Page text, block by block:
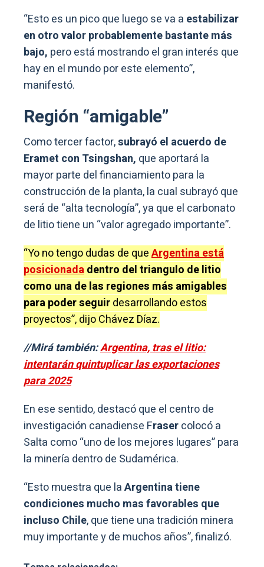
“Esto es un pico que luego se va a estabilizar
en otro valor probablemente bastante más
bajo, pero está mostrando el gran interés que
hay en el mundo por este elemento”,
manifestó.
Región “amigable”
Como tercer factor,subrayó el acuerdo de
Eramet con Tsingshan, que aportará la
mayor parte del financiamiento para la
construcción de la planta, la cual subrayó que
será de “alta tecnología”, ya que el carbonato
de litio tiene un “valor agregado importante”.
“Yo no tengo dudas de queArgentina está
posicionadadentro del triangulo de litio
como una de las regiones más amigables
para poder seguirdesarrollando estos
proyectos”, dijo Chávez Díaz.
//Mirá también:Argentina, tras el litio:
intentarán quintuplicar las exportaciones
para 2025
En ese sentido, destacó que el centro de
investigación canadiense Frasercolocó a
Salta como “uno de los mejores lugares” para
la minería dentro de Sudamérica.
“Esto muestra que laArgentina tiene
condiciones mucho mas favorables que
incluso Chile, que tiene una tradición minera
muy importante y de muchos años”, finalizó.